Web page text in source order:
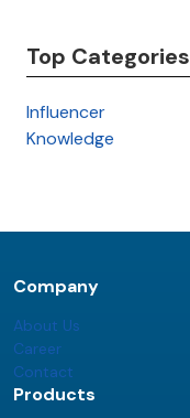
Top Categories
Influencer
Knowledge
Company
About Us
Career
Contact
Products